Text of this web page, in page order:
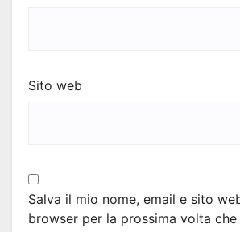
Sito web
Salva il mio nome, email e sito
browser per la prossima volta